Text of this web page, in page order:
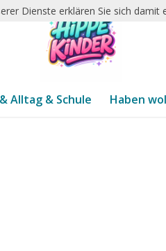
Alltag & Schule Haben
Dienste erklären Sie sich damit